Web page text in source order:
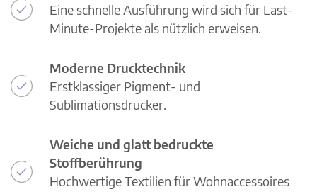
Eine schnelle Ausführung wird sich für Last-
Minute-Projekte als nützlich erweisen.
Moderne Drucktechnik
Erstklassiger Pigment- und
Sublimationsdrucker.
Weiche und glatt bedruckte
Stoffberührung
Hochwertige Textilien für Wohnaccessoires